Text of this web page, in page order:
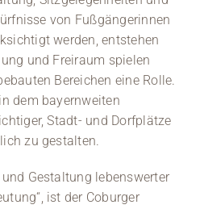
von Fußgängerinnen
werden, entstehen
und Freiraum spielen
Bereichen eine Rolle.
dem bayernweiten
Stadt- und Dorfplätze
zu gestalten.
Gestaltung lebenswerter
ist der Coburger